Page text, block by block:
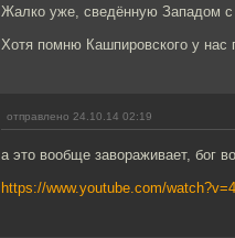
Жалко уже, сведённую Западом с
Хотя помню Кашпировского у нас
отправлено 24.10.14 02:19
а это вообще завораживает, бог
https://www.youtube.com/